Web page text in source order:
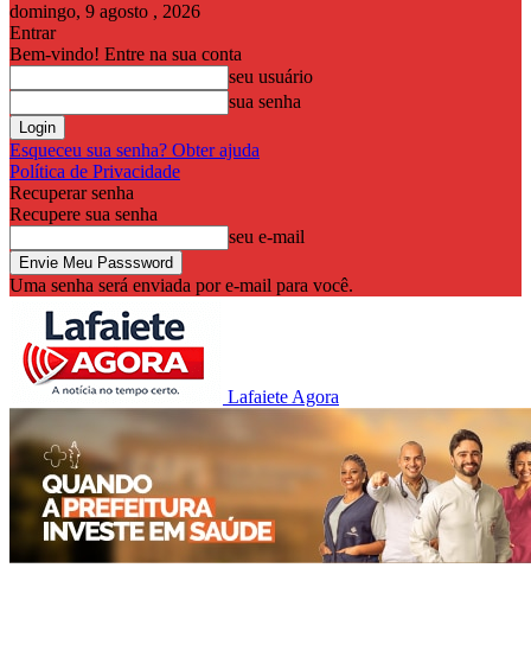
domingo, 9 agosto , 2026
Entrar
Bem-vindo! Entre na sua conta
seu usuário
sua senha
Esqueceu sua senha? Obter ajuda
Política de Privacidade
Recuperar senha
Recupere sua senha
seu e-mail
Uma senha será enviada por e-mail para você.
Lafaiete Agora